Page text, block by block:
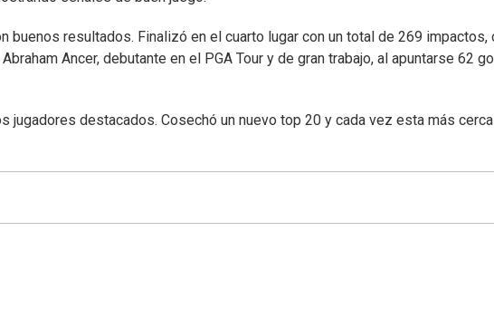
buenos resultados. Finalizó en el cuarto lugar con un total de 269 impactos,
Ancer, debutante en el PGA Tour y de gran trabajo, al apuntarse 62
jugadores destacados. Cosechó un nuevo top 20 y cada vez esta más